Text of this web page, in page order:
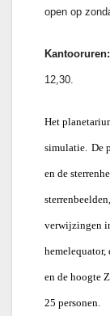
open op
Kantooruren:
12,30.
Het
simulatie. De
en de
verwijzingen
hemelequator,
en de hoogte
25 personen.